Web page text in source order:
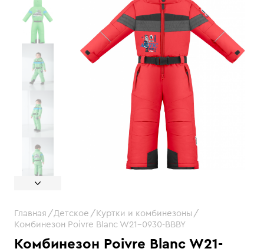
Комбинезон Poivre Blanc W21-
Главная Детское
Куртки и комбинезоны
Комбинезон Poivre Blanc W21-0930-BBBY